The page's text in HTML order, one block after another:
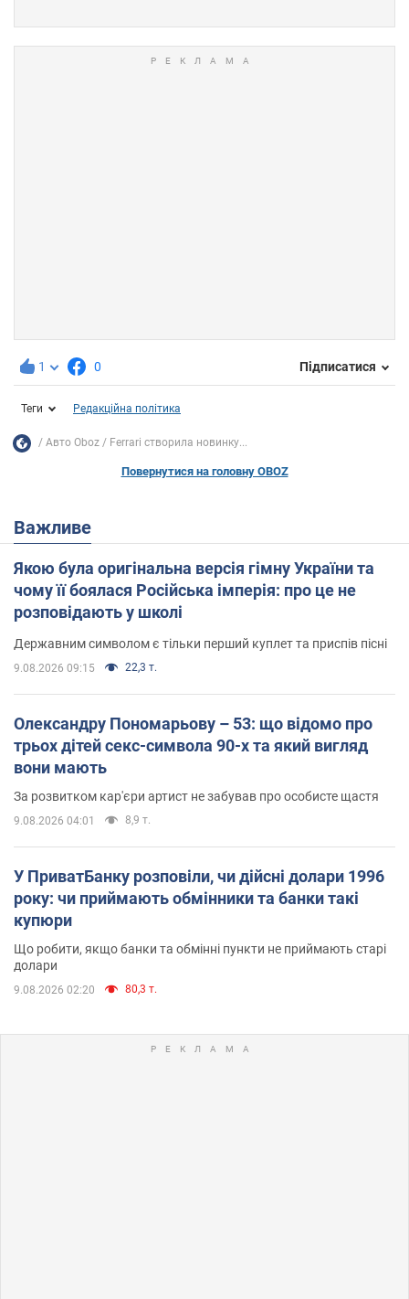
1 0 Підписатися
Теги Редакційна політика
Авто Oboz Ferrari створила новинку...
Повернутися на головну OBOZ
Важливе
Якою була оригінальна версія гімну України та
чому її боялася Російська імперія: про це не
розповідають у школі
Державним символом є тільки перший куплет та приспів пісні
9.08.2026 09:15 22,3 т.
Олександру Пономарьову – 53: що відомо про
трьох дітей секс-символа 90-х та який вигляд
вони мають
За розвитком кар'єри артист не забував про особисте щастя
9.08.2026 04:01 8,9 т.
У ПриватБанку розповіли, чи дійсні долари 1996
року: чи приймають обмінники та банки такі
купюри
Що робити, якщо банки та обмінні пункти не приймають старі
долари
9.08.2026 02:20 80,3 т.